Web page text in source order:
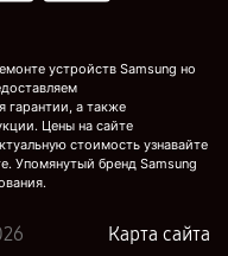
устройств Samsung но
гарантии, а также
Цены на сайте
стоимость узнавайте
Упомянутый бренд Samsung
Карта сайта